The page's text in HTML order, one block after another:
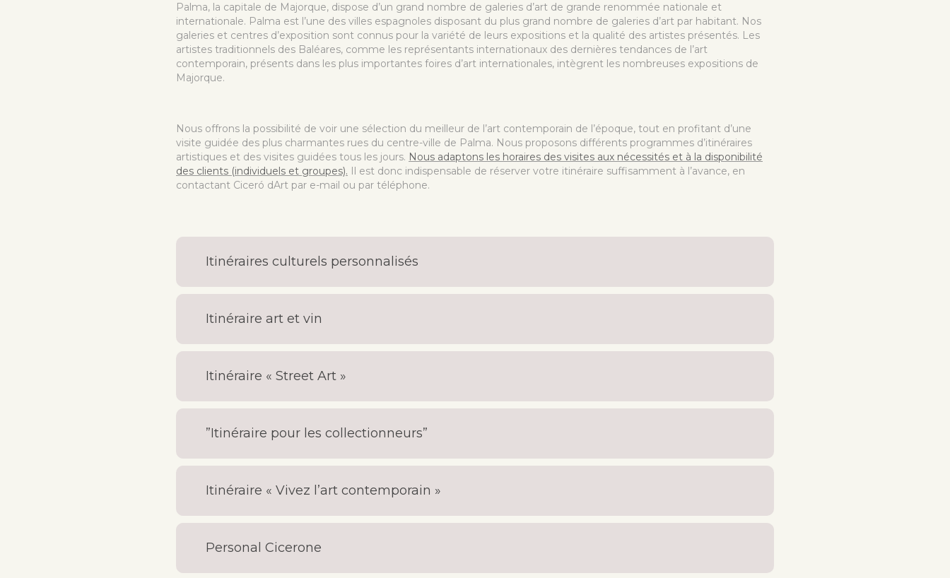
Palma, la capitale de Majorque, dispose d’un grand nombre de galeries d’art de grande renommée nationale et
internationale. Palma est l’une des villes espagnoles disposant du plus grand nombre de galeries d’art par habitant. Nos
galeries et centres d’exposition sont connus pour la variété de leurs expositions et la qualité des artistes présentés. Les
artistes traditionnels des Baléares, comme les représentants internationaux des dernières tendances de l’art
contemporain, présents dans les plus importantes foires d’art internationales, intègrent les nombreuses expositions de
Majorque.
Nous offrons la possibilité de voir une sélection du meilleur de l’art contemporain de l’époque, tout en profitant d’une
visite guidée des plus charmantes rues du centre-ville de Palma. Nous proposons différents programmes d’itinéraires
artistiques et des visites guidées tous les jours. Nous adaptons les horaires des visites aux nécessités et à la disponibilité
des clients (individuels et groupes). Il est donc indispensable de réserver votre itinéraire suffisamment à l’avance, en
contactant Ciceró dArt par e-mail ou par téléphone.
Itinéraires culturels personnalisés
Itinéraire art et vin
Itinéraire « Street Art »
”Itinéraire pour les collectionneurs”
Itinéraire « Vivez l’art contemporain »
Personal Cicerone